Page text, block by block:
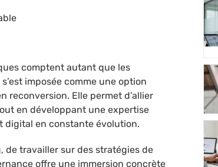
comptent autant que les
imposée comme une option
reconversion. Elle permet d’allier
en développant une expertise
digital en constante évolution.
de travailler sur des stratégies de
offre une immersion concrète